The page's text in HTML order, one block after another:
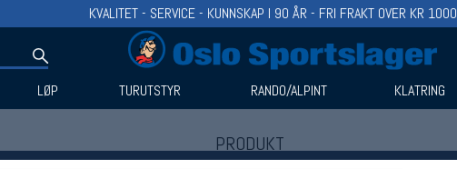
KVALITET - SERVICE - KUNNSKAP I 90 ÅR - FRI FRAKT OVER KR 1000
LØP TURUTSTYR RANDO/ALPINT KLATRING
PRODUKT